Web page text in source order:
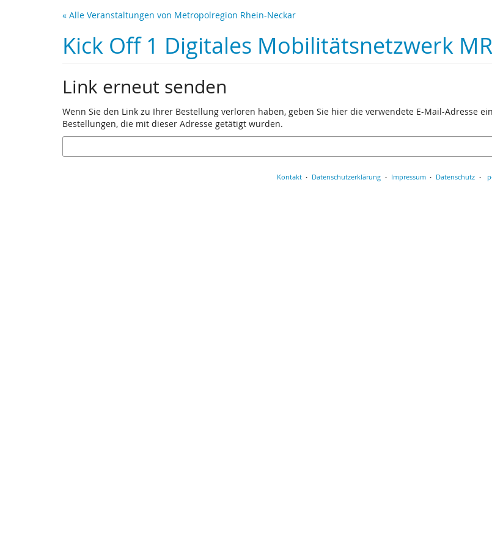
« Alle Veranstaltungen von Metropolregion Rhein-Neckar
Kick Off 1 Digitales Mobilitätsnetzwerk
Link erneut senden
Wenn Sie den Link zu Ihrer Bestellung verloren haben, geben Sie hier die verwendete E-Mail-Adresse
Bestellungen, die mit dieser Adresse getätigt wurden.
E-
Mail
Kontakt Datenschutzerklärung Impressum Datenschutz